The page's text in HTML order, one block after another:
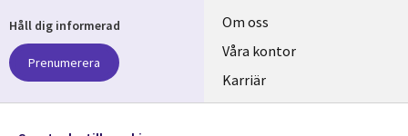
Useful
links
SWEDEN
Om oss
Våra kontor
Karriär
Hållbarhet
Håll dig informerad
Prenumerera